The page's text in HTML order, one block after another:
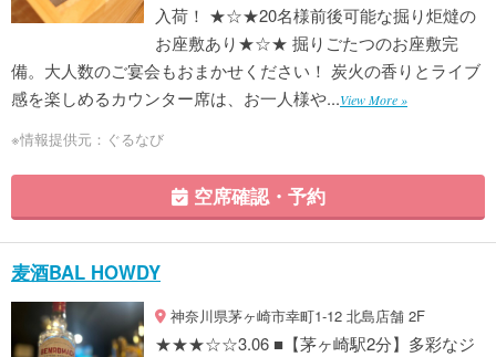
入荷！ ★☆★20名様前後可能な掘り炬燵の
お座敷あり★☆★ 掘りごたつのお座敷完
備。大人数のご宴会もおまかせください！ 炭火の香りとライブ
感を楽しめるカウンター席は、お一人様や...View More »
※情報提供元：ぐるなび
空席確認・予約
麦酒BAL HOWDY
神奈川県茅ヶ崎市幸町1-12 北島店舗 2F
★★★☆☆3.06 ■【茅ヶ崎駅2分】多彩なジ